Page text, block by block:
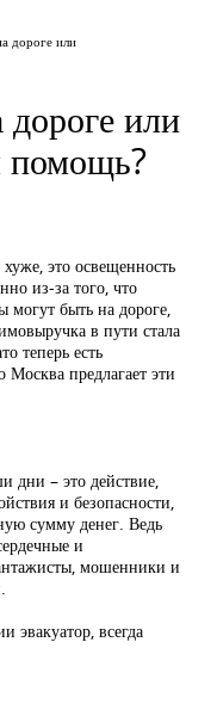
дороге или
или
помощь?
это освещенность
из-за того, что
могут быть на дороге,
в пути стала
теперь есть
Москва предлагает эти
дни – это действие,
и безопасности,
сумму денег. Ведь
и
мошенники и
эвакуатор, всегда